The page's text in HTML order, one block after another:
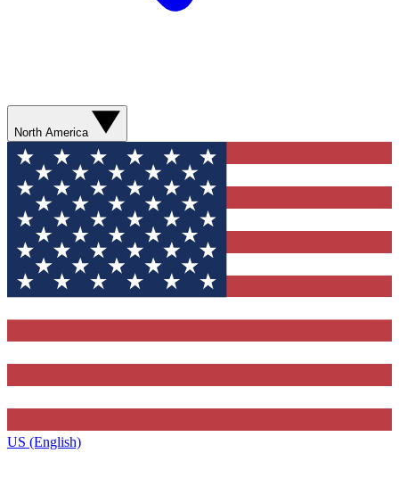
North America
US (English)